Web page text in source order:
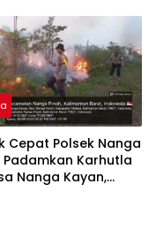
Panitia
Cepat Polsek Nanga
Padamkan Karhutla
Nanga Kayan,